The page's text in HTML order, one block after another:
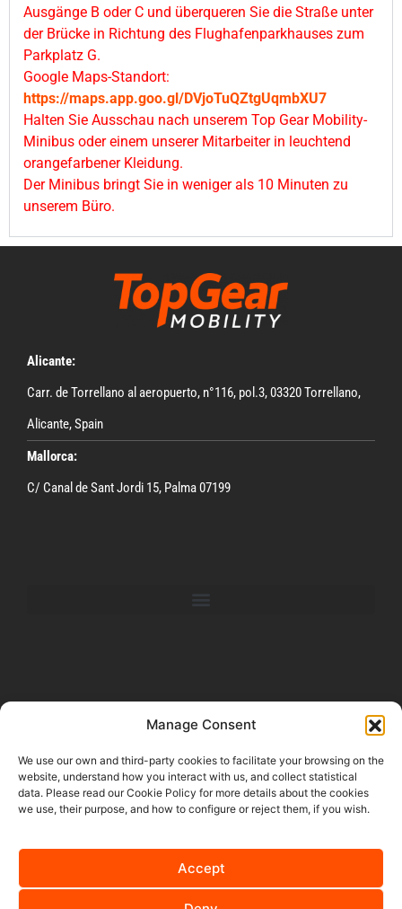
Manage Consent
We use our own and third-party cookies to facilitate your browsing on the
website, understand how you interact with us, and collect statistical
data. Please read our Cookie Policy for more details about the cookies
we use, their purpose, and how to configure or reject them, if you wish.
Accept
Ausgänge B oder C und überqueren Sie die Straße unter
der Brücke in Richtung des Flughafenparkhauses zum
Parkplatz G.
Google Maps-Standort:
https://maps.app.goo.gl/DVjoTuQZtgUqmbXU7
Halten Sie Ausschau nach unserem Top Gear Mobility-
Minibus oder einem unserer Mitarbeiter in leuchtend
orangefarbener Kleidung.
Der Minibus bringt Sie in weniger als 10 Minuten zu
unserem Büro.
Alicante:
Carr. de Torrellano al aeropuerto, n°116, pol.3, 03320 Torrellano,
Alicante, Spain
Mallorca:
C/ Canal de Sant Jordi 15, Palma 07199
FOLGEN SIE UNS AUF SOCIAL MEDIA